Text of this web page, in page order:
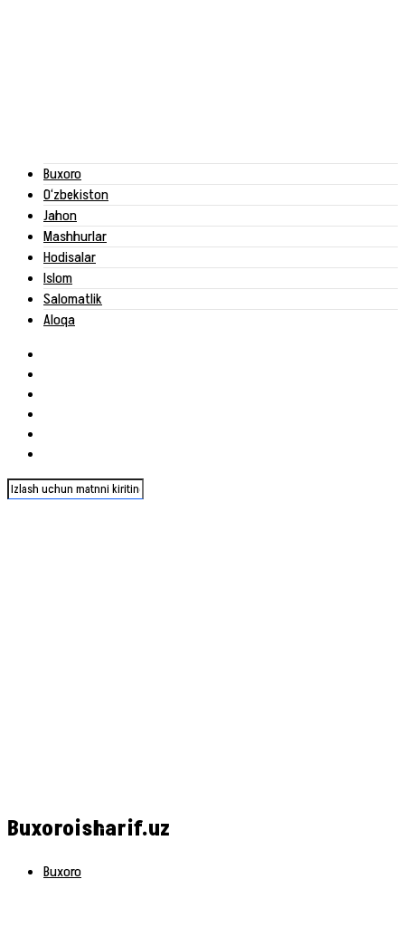
Buxoro
O‘zbekiston
Jahon
Mashhurlar
Hodisalar
Islom
Salomatlik
Aloqa
Buxoroisharif.uz
Buxoro